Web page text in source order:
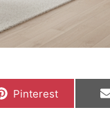
C
Pinterest